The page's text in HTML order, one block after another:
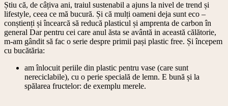
steps:
a
plastic
free
kitchen
Știu că, de câțiva ani, traiul sustenabil a ajuns la nivel de trend și
lifestyle, ceea ce mă bucură. Și că mulți oameni deja sunt eco –
conștienți și încearcă să reducă plasticul și amprenta de carbon în
general Dar pentru cei care anul ăsta se avântă in această călătorie,
m-am gândit să fac o serie despre primii pași plastic free. Și începem
cu bucătăria:
am înlocuit periile din plastic pentru vase (care sunt
nereciclabile), cu o perie specială de lemn. E bună și la
spălarea fructelor: de exemplu merele.